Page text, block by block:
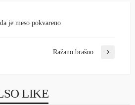
je meso pokvareno
Ražano brašno
LIKE